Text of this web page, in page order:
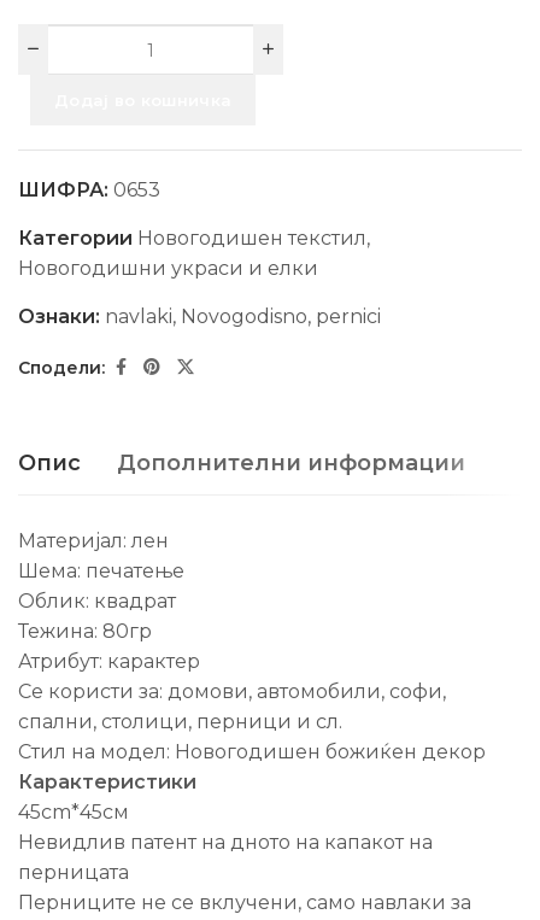
ШИФРА: 0653
Категории Новогодишен текстил,
Новогодишни украси и елки
Ознаки: navlaki, Novogodisno, pernici
Опис Дополнителни информации
Материјал: лен
Шема: печатење
Облик: квадрат
Тежина: 80гр
Атрибут: карактер
Се користи за: домови, автомобили, софи,
спални, столици, перници и сл.
Стил на модел: Новогодишен божиќен декор
Карактеристики
45cm*45см
Невидлив патент на дното на капакот на
перницата
Перниците не се вклучени, само навлаки за